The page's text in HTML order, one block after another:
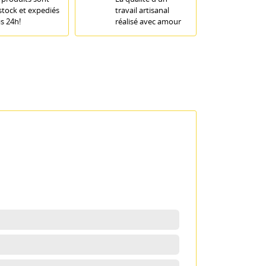
et expediés
24h!
travail artisanal
réalisé avec amour